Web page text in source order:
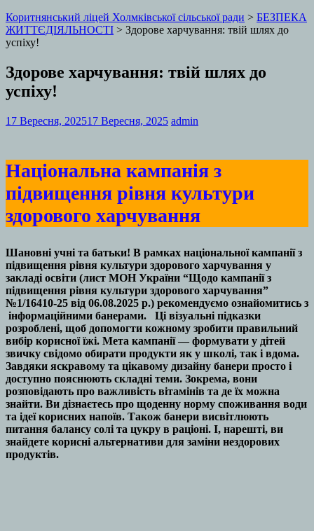
Коритнянський ліцей Холмківської сільської ради > БЕЗПЕКА
ЖИТТЄДІЯЛЬНОСТІ > Здорове харчування: твій шлях до
успіху!
Здорове харчування: твій шлях до
успіху!
17 Вересня, 202517 Вересня, 2025 admin
Національна кампанія з
підвищення рівня культури
здорового харчування
Шановні учні та батьки! В рамках національної кампанії з
підвищення рівня культури здорового харчування у
закладі освіти (лист МОН України “Щодо кампанії з
підвищення рівня культури здорового харчування”
№1/16410-25 від 06.08.2025 р.) рекомендуємо ознайомитись з
інформаційними банерами. Ці візуальні підказки
розроблені, щоб допомогти кожному зробити правильний
вибір корисної їжі. Мета кампанії — формувати у дітей
звичку свідомо обирати продукти як у школі, так і вдома.
Завдяки яскравому та цікавому дизайну банери просто і
доступно пояснюють складні теми. Зокрема, вони
розповідають про важливість вітамінів та де їх можна
знайти. Ви дізнаєтесь про щоденну норму споживання води
та ідеї корисних напоїв. Також банери висвітлюють
питання балансу солі та цукру в раціоні. І, нарешті, ви
знайдете корисні альтернативи для заміни нездорових
продуктів.